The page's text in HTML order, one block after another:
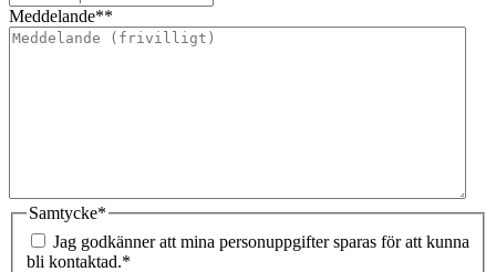
Meddelande**
Samtycke*
Jag godkänner att mina personuppgifter sparas för att kunna
bli kontaktad.*